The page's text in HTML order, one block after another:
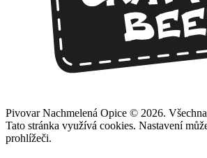
Pivovar Nachmelená Opice © 2026.
Tato stránka využívá cookies. Nastavení
prohlížeči.